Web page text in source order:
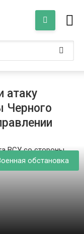
атаку
Черного
обстановка